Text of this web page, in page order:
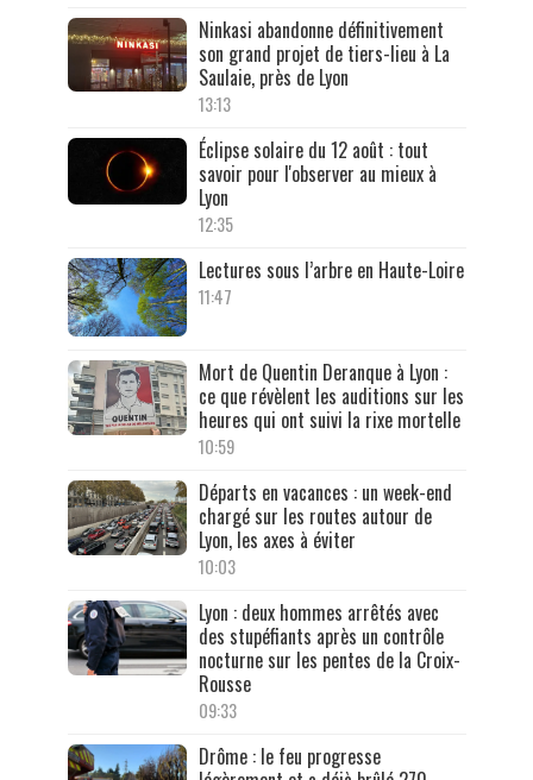
Ninkasi abandonne définitivement
son grand projet de tiers-lieu à La
Saulaie, près de Lyon
13:13
Éclipse solaire du 12 août : tout
savoir pour l'observer au mieux à
Lyon
12:35
Lectures sous l’arbre en Haute-Loire
11:47
Mort de Quentin Deranque à Lyon :
ce que révèlent les auditions sur les
heures qui ont suivi la rixe mortelle
10:59
Départs en vacances : un week-end
chargé sur les routes autour de
Lyon, les axes à éviter
10:03
Lyon : deux hommes arrêtés avec
des stupéfiants après un contrôle
nocturne sur les pentes de la Croix-
Rousse
09:33
Drôme : le feu progresse